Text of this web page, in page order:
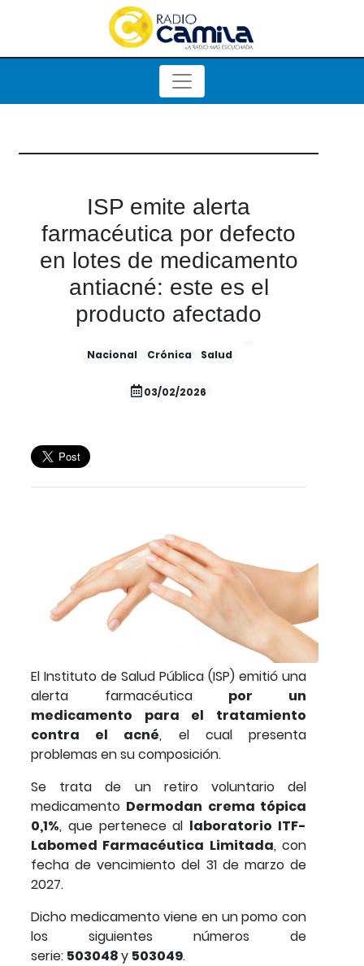
ISP emite alerta
farmacéutica por defecto
en lotes de medicamento
antiacné: este es el
producto afectado
Nacional Crónica Salud
03/02/2026
El Instituto de Salud Pública (ISP) emitió una
alerta farmacéutica por un
medicamento para el tratamiento
contra el acné, el cual presenta
problemas en su composición.
Se trata de un retiro voluntario del
medicamento Dermodan crema tópica
0,1%, que pertenece al laboratorio ITF-
Labomed Farmacéutica Limitada, con
fecha de vencimiento del 31 de marzo de
2027.
Dicho medicamento viene en un pomo con
los siguientes números de
serie: 503048y 503049.